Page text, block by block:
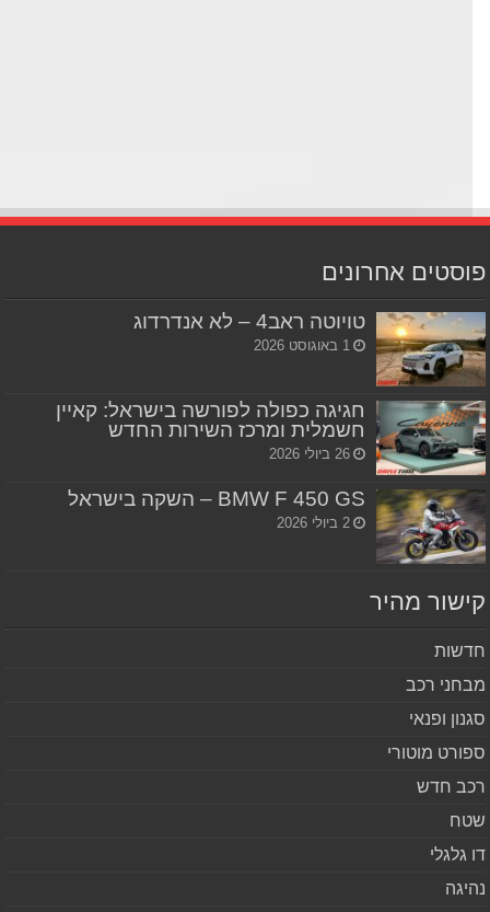
אחרונים
טויוטה ראב4 – לא אנדרדוג
1 באוגוסט 2026
חגיגה כפולה לפורשה בישראל: קאיין
חשמלית ומרכז השירות החדש
26 ביולי 2026
BMW F 450 GS – השקה בישראל
2 ביולי 2026
מהיר
רכב
ופנאי
מוטורי
חדש
גלגלי